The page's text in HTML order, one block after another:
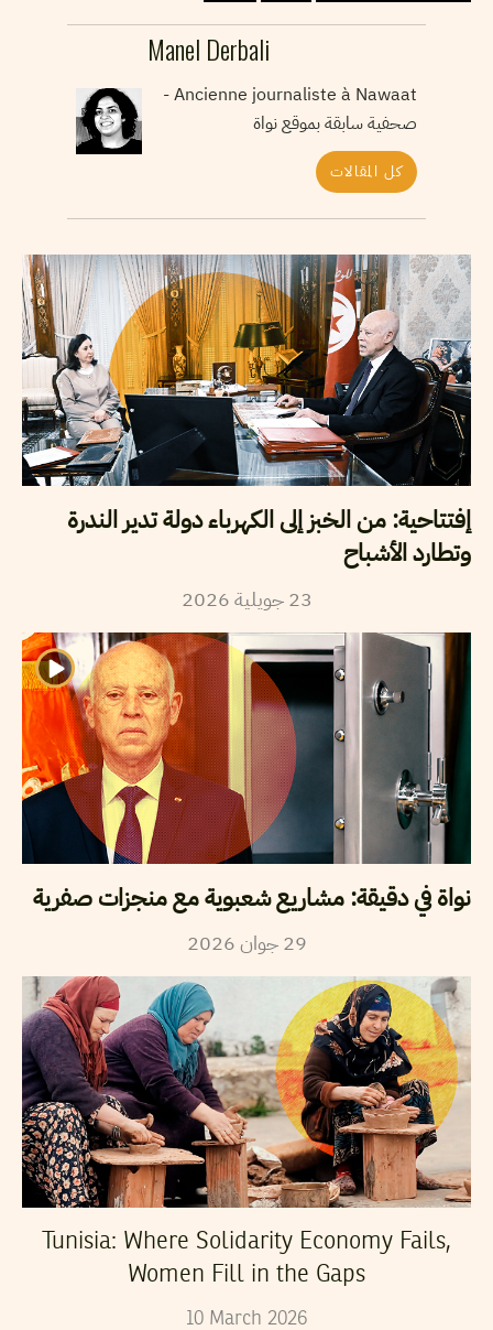
Manel Derbali
Ancienne journaliste à Nawaat -
صحفية سابقة بموقع نواة
كل المقالات
إفتتاحية: من الخبز إلى الكهرباء دولة تدير الندرة
وتطارد الأشباح
23 جويلية2026
نواة في دقيقة: مشاريع شعبوية مع منجزات صفرية
29 جوان2026
Tunisia: Where Solidarity Economy Fails,
Women Fill in the Gaps
10 March 2026